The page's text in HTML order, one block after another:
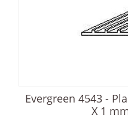
Evergreen 4543 -
X 1